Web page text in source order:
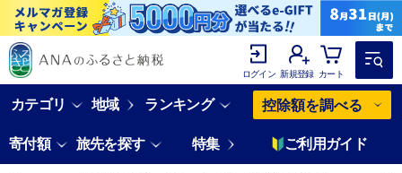
ログイン 新規登録 カート
カテゴリ 地域 ランキング 控除額を調べる
寄付額 旅先を探す 特集 ご利用ガイド